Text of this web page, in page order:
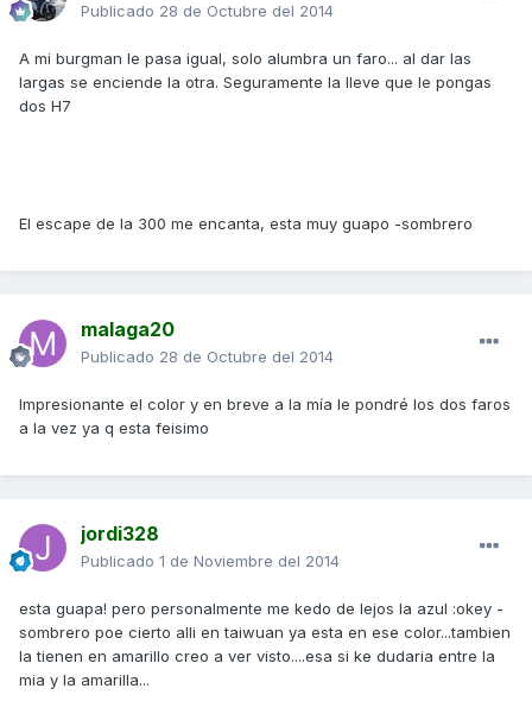
Publicado 28 de Octubre del 2014
A mi burgman le pasa igual, solo alumbra un faro... al dar las
largas se enciende la otra. Seguramente la lleve que le pongas
dos H7
El escape de la 300 me encanta, esta muy guapo -sombrero
malaga20
Publicado 28 de Octubre del 2014
Impresionante el color y en breve a la mía le pondré los dos faros
a la vez ya q esta feisimo
jordi328
Publicado 1 de Noviembre del 2014
esta guapa! pero personalmente me kedo de lejos la azul :okey -
sombrero poe cierto alli en taiwuan ya esta en ese color...tambien
la tienen en amarillo creo a ver visto....esa si ke dudaria entre la
mia y la amarilla...